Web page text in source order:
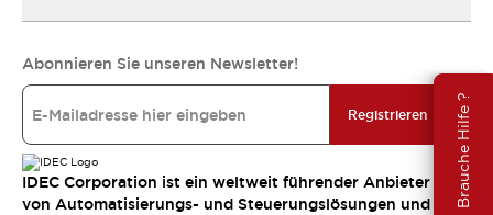
Brauche Hilfe ?
Abonnieren Sie unseren Newsletter!
Registrieren
IDEC Corporation ist ein weltweit führender Anbieter
von Automatisierungs- und Steuerungslösungen und